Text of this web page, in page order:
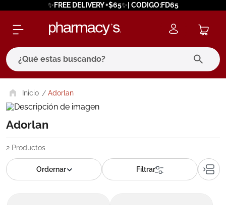
✨FREE DELIVERY +$65✨| CODIGO:FD65
¿Qué estas buscando?
Adorlan
Adorlan
2 Productos
términos más buscados
1. eucerin
2. protector solar
3. bioderma
5. cerave